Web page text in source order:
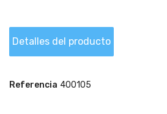
Detalles del producto
Referencia 400105